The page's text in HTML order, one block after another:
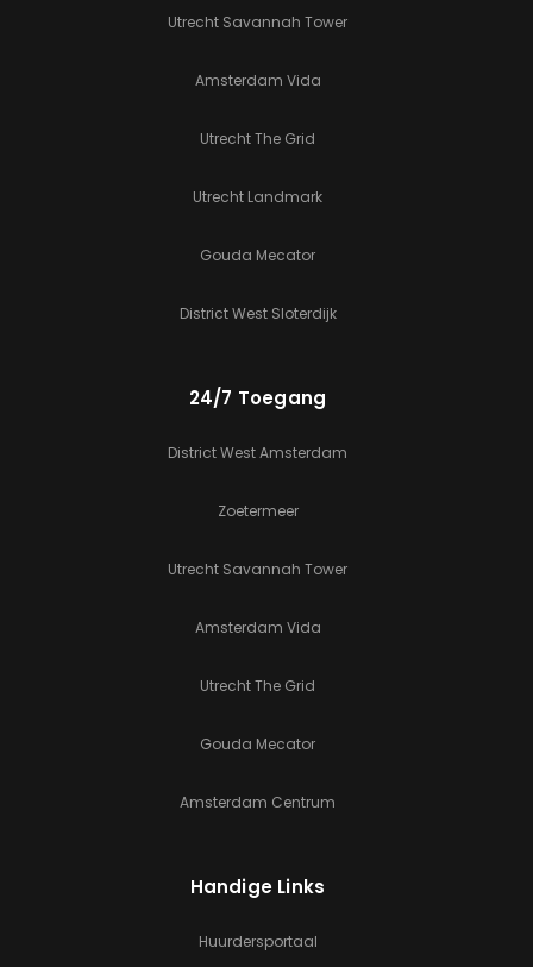
Utrecht Savannah Tower
Amsterdam Vida
Utrecht The Grid
Utrecht Landmark
Gouda Mecator
District West Sloterdijk
24/7 Toegang
District West Amsterdam
Zoetermeer
Utrecht Savannah Tower
Amsterdam Vida
Utrecht The Grid
Gouda Mecator
Amsterdam Centrum
Handige Links
Huurdersportaal